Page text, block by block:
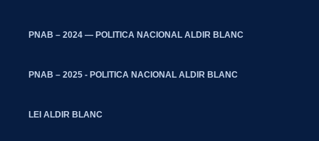
PNAB – 2024 — POLITICA NACIONAL ALDIR BLANC
PNAB – 2025 - POLITICA NACIONAL ALDIR BLANC
LEI ALDIR BLANC